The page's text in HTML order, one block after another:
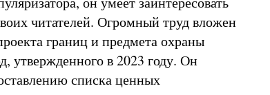
читателей. Огромный труд вложен
границ и предмета охраны
утвержденного в 2023 году. Он
списка ценных